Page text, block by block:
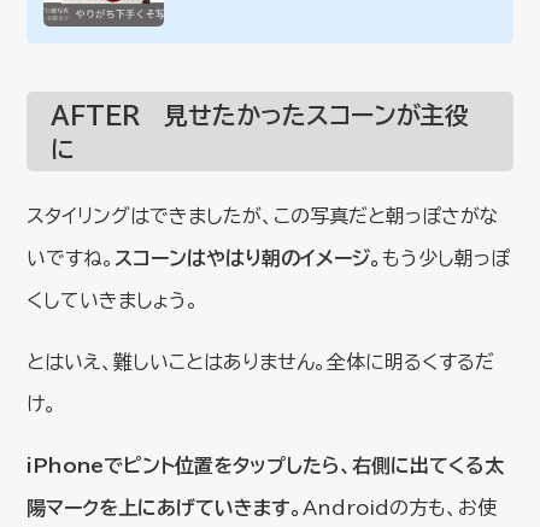
AFTER 見せたかったスコーンが主役
に
スタイリングはできましたが、この写真だと朝っぽさがな
いですね。 スコーンはやはり朝のイメージ。 もう少し朝っぽ
くしていきましょう。
とはいえ、難しいことはありません。全体に明るくするだ
け。
iPhoneでピント位置をタップしたら、右側に出てくる太
陽マークを上にあげていきます。 Androidの方も、お使